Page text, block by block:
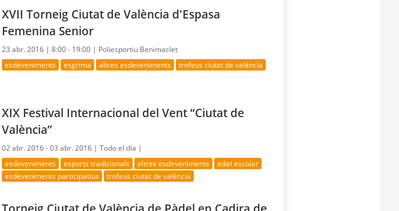
XVII Torneig Ciutat de València d'Espasa
Femenina Senior
23 abr. 2016 |8:00 - 19:00 | Poliesportiu Benimaclet
esdeveniments esgrima altres esdeveniments trofeus ciutat de valència
XIX Festival Internacional del Vent “Ciutat de
València”
02 abr. 2016 - 03 abr. 2016 |Todo el día |
esdeveniments esports tradicionals altres esdeveniments
edat escolar
esdeveniments participatius
trofeus ciutat de valència